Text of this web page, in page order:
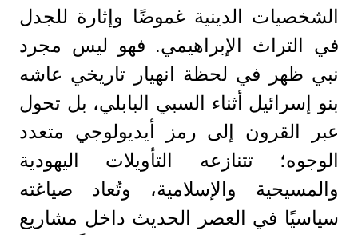
الشخصيات الدينية غموضًا وإثارة للجدل
في التراث الإبراهيمي. فهو ليس مجرد
نبي ظهر في لحظة انهيار تاريخي عاشه
بنو إسرائيل أثناء السبي البابلي، بل تحول
عبر القرون إلى رمز أيديولوجي متعدد
الوجوه؛ تتنازعه التأويلات اليهودية
والمسيحية والإسلامية، وتُعاد صياغته
سياسيًا في العصر الحديث داخل مشاريع